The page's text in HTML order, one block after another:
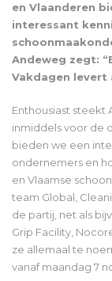
en Vlaanderen
interessant
Andeweg zegt:
Vakdagen levert
Enthousiast steekt
inmiddels voor de
bieden we een
ondernemers en
en Vlaamse
team Global,
de partij, net als
Grip Facility,
ze allemaal te
vanaf maandag 7